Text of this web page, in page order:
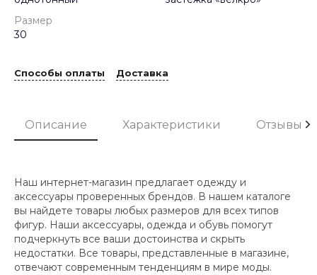
Размер
30
Способы оплаты Доставка
Описание Характеристики Отзывы
Наш интернет-магазин предлагает одежду и
аксессуары проверенных брендов. В нашем каталоге
вы найдете товары любых размеров для всех типов
фигур. Наши аксессуары, одежда и обувь помогут
подчеркнуть все ваши достоинства и скрыть
недостатки. Все товары, представленные в магазине,
отвечают современным тенденциям в мире моды.